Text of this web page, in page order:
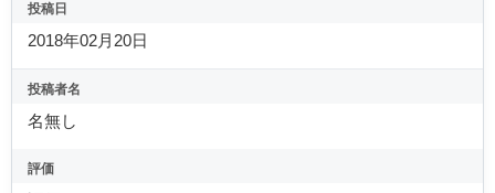
投稿日
2018年02月20日
投稿者名
名無し
評価